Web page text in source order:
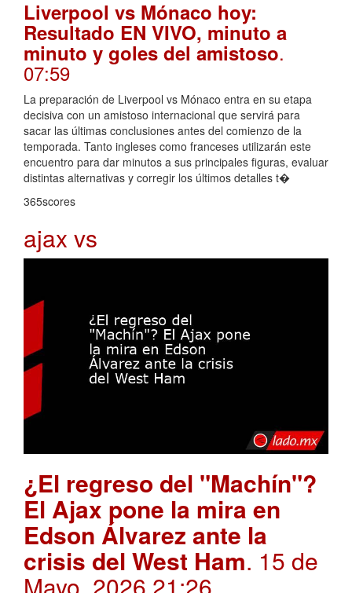
Liverpool vs Mónaco hoy:
Resultado EN VIVO, minuto a
minuto y goles del amistoso.
07:59
La preparación de Liverpool vs Mónaco entra en su etapa
decisiva con un amistoso internacional que servirá para
sacar las últimas conclusiones antes del comienzo de la
temporada. Tanto ingleses como franceses utilizarán este
encuentro para dar minutos a sus principales figuras, evaluar
distintas alternativas y corregir los últimos detalles t�
365scores
ajax vs
¿El regreso del "Machín"?
El Ajax pone la mira en
Edson Álvarez ante la
crisis del West Ham. 15 de